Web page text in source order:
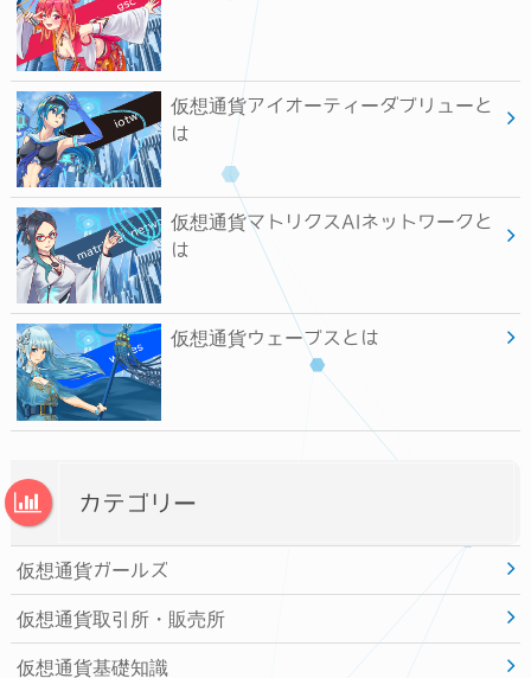
仮想通貨アイオーティーダブリューと
は
仮想通貨マトリクスAIネットワークと
は
仮想通貨ウェーブスとは
カテゴリー
仮想通貨ガールズ
仮想通貨取引所・販売所
仮想通貨基礎知識